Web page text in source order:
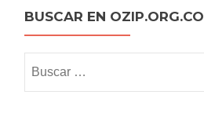
BUSCAR EN OZIP.ORG.CO